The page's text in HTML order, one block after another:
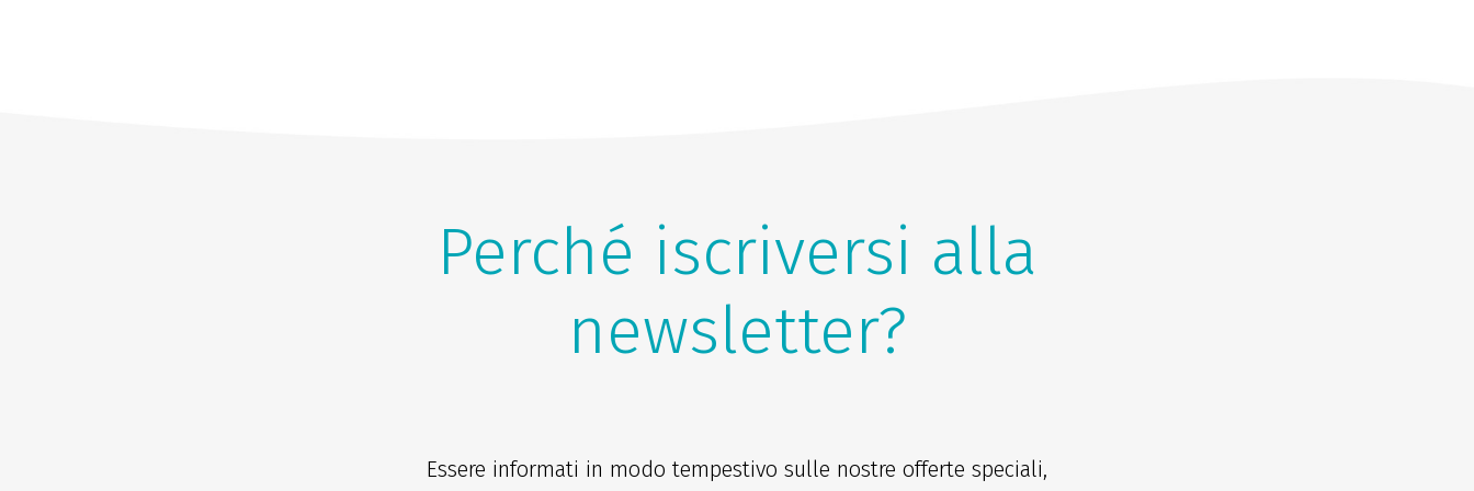
Perché iscriversi alla
newsletter?
Essere informati in modo tempestivo sulle nostre offerte speciali,